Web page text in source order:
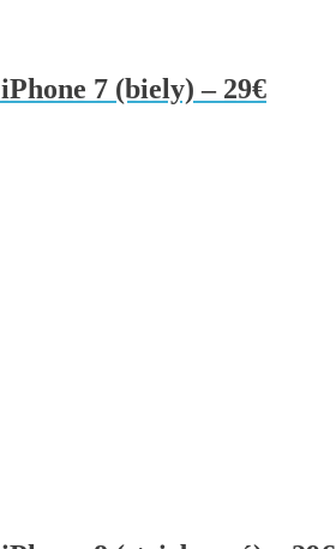
7 (biely) – 29€